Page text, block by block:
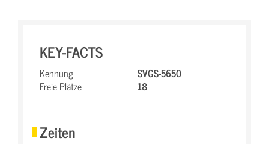
KEY-FACTS
Kennung
SVGS-5650
Freie Plätze
18
Zeiten